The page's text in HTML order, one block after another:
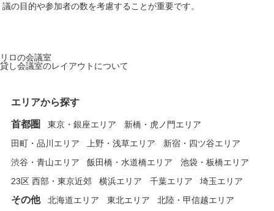
議の目的や参加者の数を考慮することが重要です。
リロの会議室
貸し会議室のレイアウトについて
エリアから探す
首都圏 東京・銀座エリア
新橋・虎ノ門エリア
田町・品川エリア
上野・浅草エリア
新宿・四ツ谷エリア
渋谷・青山エリア
飯田橋・水道橋エリア
池袋・板橋エリア
23区 西部・東京近郊
横浜エリア 千葉エリア 埼玉エリア
その他 北海道エリア 東北エリア
北陸・甲信越エリア